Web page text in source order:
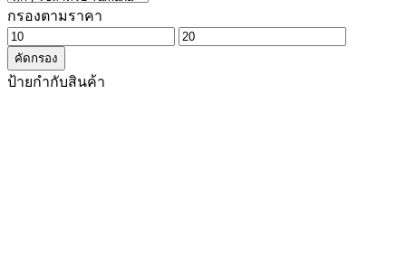
กรองตามราคา
ราคา
ต่ำ
สุด
ราคา
คัดกรอง
ป้ายกำกับสินค้า